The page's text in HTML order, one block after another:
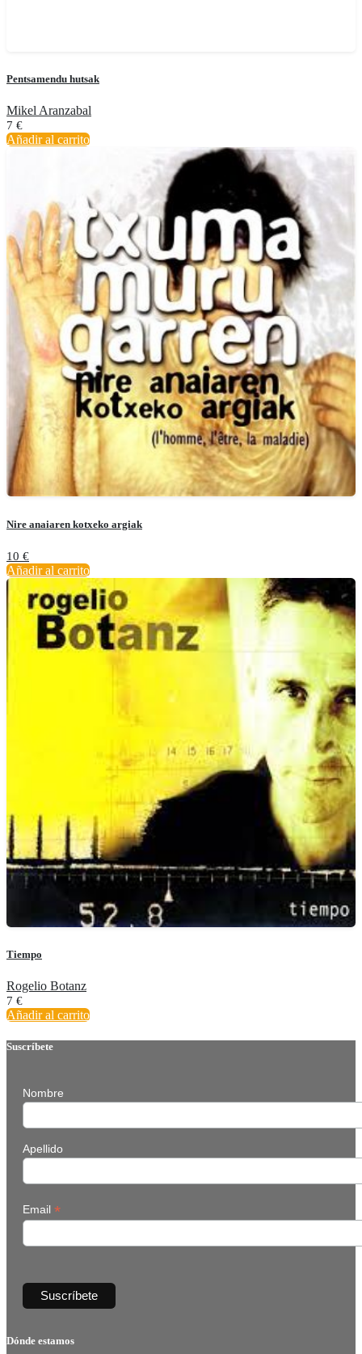
Pentsamendu hutsak
Mikel Aranzabal
7 €
Añadir al carrito
Nire anaiaren kotxeko argiak
10 €
Añadir al carrito
Tiempo
Rogelio Botanz
7 €
Añadir al carrito
Suscríbete
Nombre
Apellido
Email *
Dónde estamos